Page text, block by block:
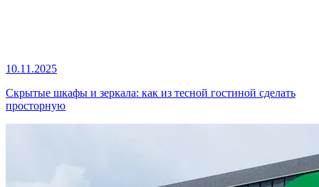
10.11.2025
Скрытые шкафы и зеркала: как из тесной гостиной сделать
просторную